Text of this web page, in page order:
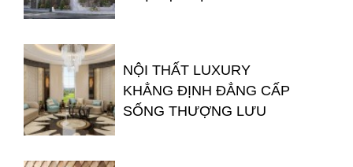
NỘI THẤT LUXURY
KHẲNG ĐỊNH ĐẲNG CẤP
SỐNG THƯỢNG LƯU